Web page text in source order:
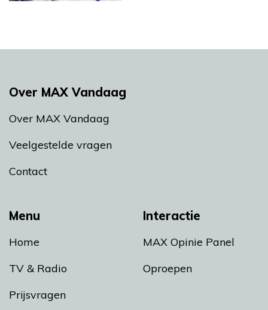
Menu
Home
TV & Radio
Prijsvragen
Interactie
MAX Opinie Panel
Oproepen
Over MAX Vandaag
Over MAX Vandaag
Veelgestelde vragen
Contact